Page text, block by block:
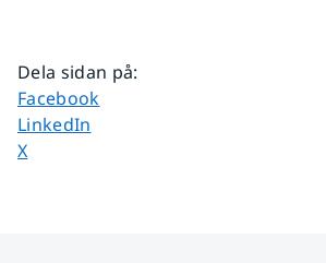
Dela sidan på:
Dela sidan på
Facebook
Dela sidan på
LinkedIn
Dela sidan på
X